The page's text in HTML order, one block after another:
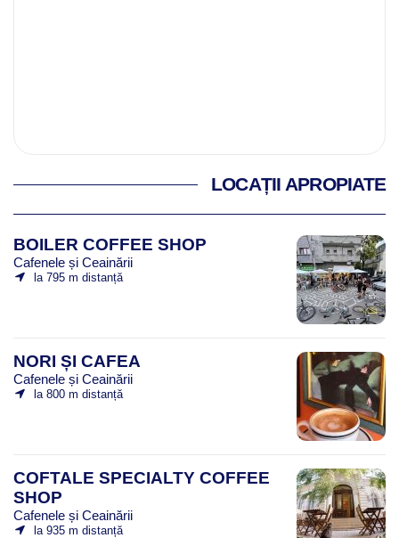
LOCAȚII APROPIATE
BOILER COFFEE SHOP
Cafenele și Ceainării
la 795 m distanță
NORI ȘI CAFEA
Cafenele și Ceainării
la 800 m distanță
COFTALE SPECIALTY COFFEE
SHOP
Cafenele și Ceainării
la 935 m distanță